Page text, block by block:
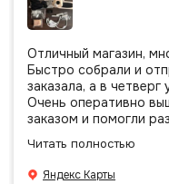
Отличный магазин,
Быстро собрали и
заказала, а в
Очень оперативно
заказом и помогли
даже есть
большое команде!
Читать полностью
Яндекс Карты